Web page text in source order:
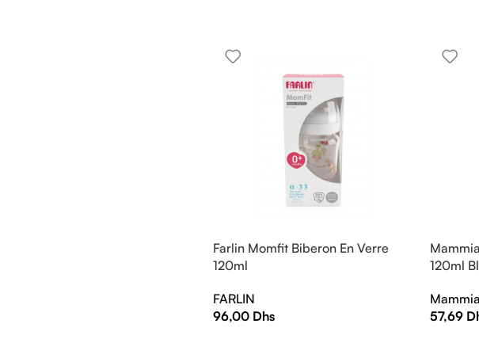
Farlin Momfit Biberon En Verre
120ml
FARLIN
96,00 Dhs
120ml
Mammia
57,69